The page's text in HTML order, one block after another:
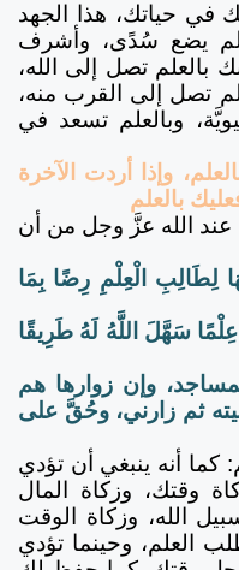
في حياتك، هذا الجهد
لم يضع سُدًى، وأشرف
بالعلم تصل إلى الله،
تصل إلى القرب منه،
وبالعلم تسعد في
وإذا أردت الآخرة
بالعلم
الله عزَّ وجل من أن
لِطَالِبِ الْعِلْمِ رِضًا بِمَا
سَهَّلَ اللَّهُ لَهُ طَرِيقًا
وإن زوارها هم
ثم زارني، وحُقَّ على
كما أنه ينبغي أن تؤدي
وقتك، وزكاة المال
الله، وزكاة الوقت
العلم، وحينما تؤدي